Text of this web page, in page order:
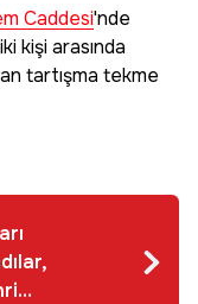
Caddesi'nde
kişi arasında
tartışma tekme